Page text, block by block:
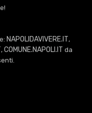
NAPOLIDAVIVERE.IT,
, COMUNE.NAPOLI.IT da